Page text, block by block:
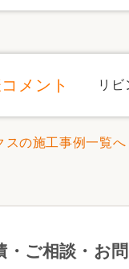
メント リ
スの施工事例一覧へ
・ご相談・お